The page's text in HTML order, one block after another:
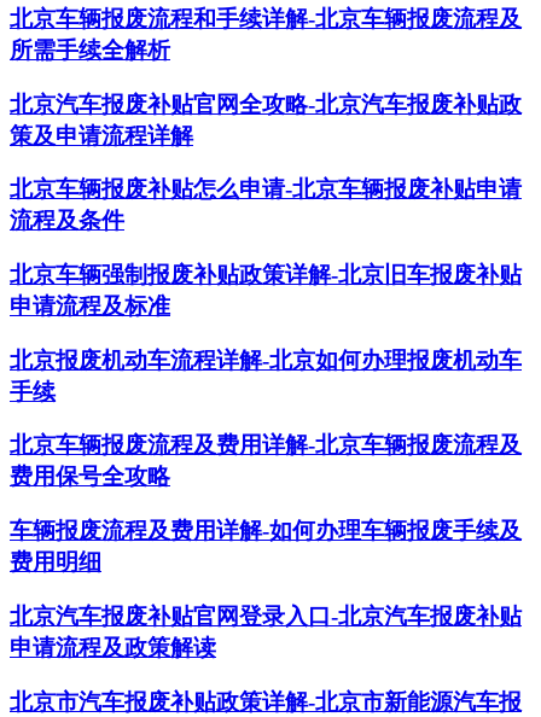
北京车辆报废流程和手续详解-北京车辆报废流程及
所需手续全解析
北京汽车报废补贴官网全攻略-北京汽车报废补贴政
策及申请流程详解
北京车辆报废补贴怎么申请-北京车辆报废补贴申请
流程及条件
北京车辆强制报废补贴政策详解-北京旧车报废补贴
申请流程及标准
北京报废机动车流程详解-北京如何办理报废机动车
手续
北京车辆报废流程及费用详解-北京车辆报废流程及
费用保号全攻略
车辆报废流程及费用详解-如何办理车辆报废手续及
费用明细
北京汽车报废补贴官网登录入口-北京汽车报废补贴
申请流程及政策解读
北京市汽车报废补贴政策详解-北京市新能源汽车报